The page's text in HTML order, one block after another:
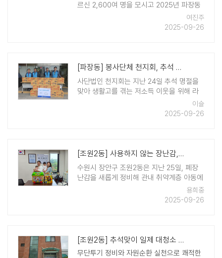
르신 2,600여 명을 모시고 2025년 파장동
경로잔치를 개최했다. 가을의 정취 속에서
열린 이번 행사는 공연과 풍성한 식사가 어
여진주
2025-09-26
[파장동] 봉사단체 천지회, 추석 명절 맞아 생활고를 겪는 이웃을 위한 라면..
사단법인 천지회는 지난 24일 추석 명절을
맞아 생활고를 겪는 저소득 이웃을 위해 라
면 20박스를 파장동 행정복지센터에 기부했
다. 기부 물품은 관내 복지사각지대에 있는
이슬
2025-09-26
[조원2동] 사용하지 않는 장난감, 새 생명 불어넣어 취약계층 아동에게 전달
수원시 장안구 조원2동은 지난 25일, 폐장
난감을 새롭게 정비해 관내 취약계층 아동에
게 전달하는 리사이클링 장난감 전달식을 진
행했다. 이번 전달식은 리사이클링 장난감을
용희중
2025-09-26
[조원2동] 추석맞이 일제 대청소 실시
무단투기 정비와 자원순환 실천으로 쾌적한